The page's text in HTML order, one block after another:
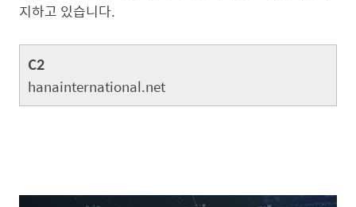
지하고 있습니다.
C2
hanainternational.net